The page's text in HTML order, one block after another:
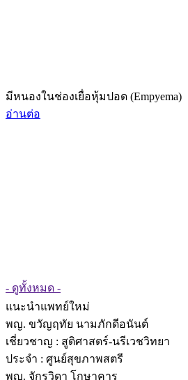
มีหนองในช่องเยื่อหุ้มปอด (Empyema)
อ่านต่อ
- ดูทั้งหมด -
แนะนำแพทย์ใหม่
พญ. ขวัญฤทัย นามภักดีอนันต์
เชี่ยวชาญ : สูติศาสตร์-นรีเวชวิทยา
ประจำ : ศูนย์สุขภาพสตรี
พญ. จักรวิดา โกษาคาร